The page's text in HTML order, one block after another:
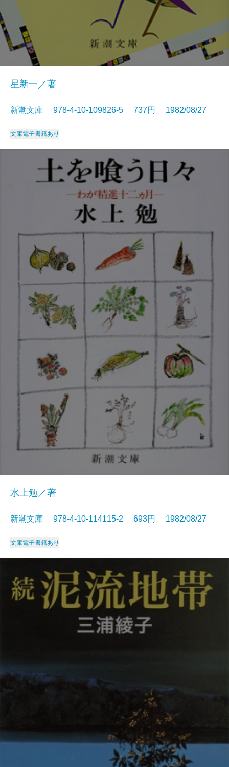
星新一／著
新潮文庫 978-4-10-109826-5 737円 1982/08/27
文庫電子書籍あり
水上勉／著
新潮文庫 978-4-10-114115-2 693円 1982/08/27
文庫電子書籍あり